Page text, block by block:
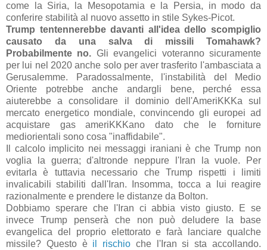
come la Siria, la Mesopotamia e la Persia, in modo da
conferire stabilità al nuovo assetto in stile Sykes-Picot.
Trump tentennerebbe davanti all'idea dello scompiglio
causato da una salva di missili Tomahawk?
Probabilmente no. Gli evangelici voteranno sicuramente
per lui nel 2020 anche solo per aver trasferito l'ambasciata a
Gerusalemme. Paradossalmente, l'instabilità del Medio
Oriente potrebbe anche andargli bene, perché essa
aiuterebbe a consolidare il dominio dell'AmeriKKKa sul
mercato energetico mondiale, convincendo gli europei ad
acquistare gas ameriKKKano dato che le forniture
mediorientali sono cosa "inaffidabile".
Il calcolo implicito nei messaggi iraniani è che Trump non
voglia la guerra; d'altronde neppure l'Iran la vuole. Per
evitarla è tuttavia necessario che Trump rispetti i limiti
invalicabili stabiliti dall'Iran. Insomma, tocca a lui reagire
razionalmente e prendere le distanze da Bolton.
Dobbiamo sperare che l'Iran ci abbia visto giusto. E se
invece Trump penserà che non può deludere la base
evangelica del proprio elettorato e farà lanciare qualche
missile? Questo è il rischio che l'Iran si sta accollando.